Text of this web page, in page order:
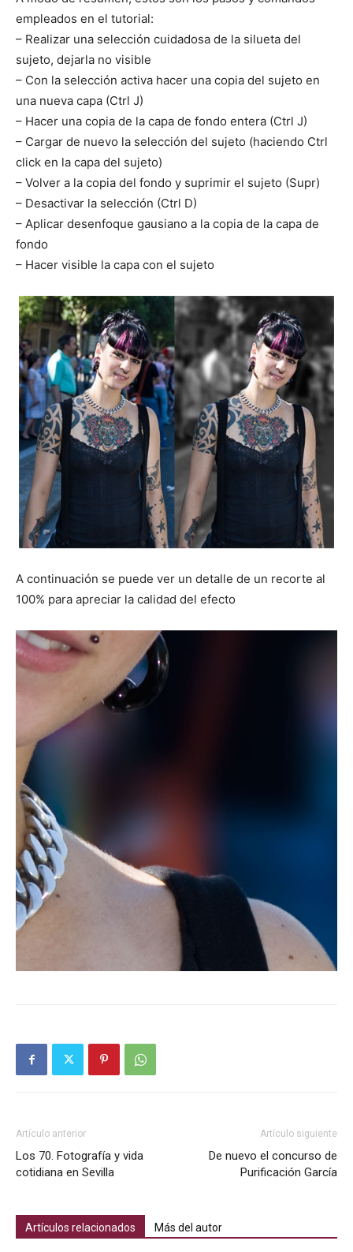
empleados en el tutorial:
– Realizar una selección cuidadosa de la silueta del
sujeto, dejarla no visible
– Con la selección activa hacer una copia del sujeto en
una nueva capa (Ctrl J)
– Hacer una copia de la capa de fondo entera (Ctrl J)
– Cargar de nuevo la selección del sujeto (haciendo Ctrl
click en la capa del sujeto)
– Volver a la copia del fondo y suprimir el sujeto (Supr)
– Desactivar la selección (Ctrl D)
– Aplicar desenfoque gausiano a la copia de la capa de
fondo
– Hacer visible la capa con el sujeto
A continuación se puede ver un detalle de un recorte al
100% para apreciar la calidad del efecto
Artículo anterior
Los 70. Fotografía y vida
cotidiana en Sevilla
Artículo siguiente
De nuevo el concurso de
Purificación García
Artículos relacionados Más del autor